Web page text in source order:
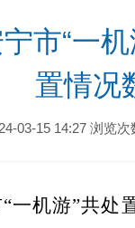
市“一
置情况
03-15 14:27 浏览次
“一机游”共处